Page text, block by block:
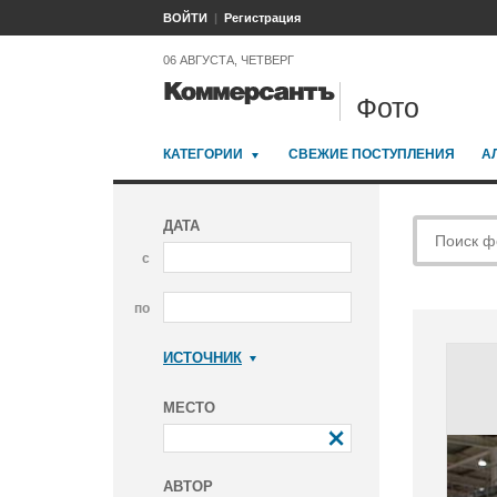
ВОЙТИ Регистрация
06 АВГУСТА, ЧЕТВЕРГ
Фото
КАТЕГОРИИ СВЕЖИЕ ПОСТУПЛЕНИЯ
ДАТА
с
по
ИСТОЧНИК
МЕСТО
АВТОР